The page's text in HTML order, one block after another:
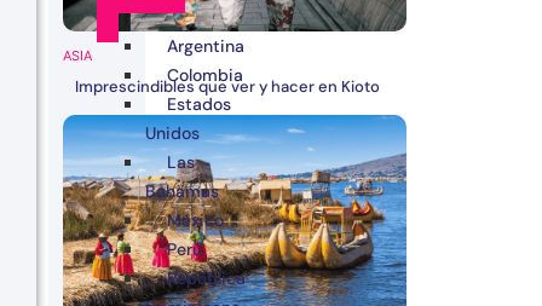
ASIA
Imprescindibles que ver y hacer en Kioto
Argentina
Colombia
Estados
Unidos
Las
Bahamas
México
Perú
República